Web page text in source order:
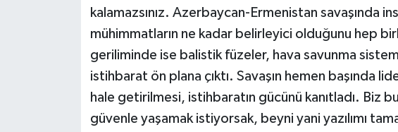
kalamazsınız. Azerbaycan-Ermenistan savaşında
mühimmatların ne kadar belirleyici olduğunu hep
geriliminde ise balistik füzeler, hava savunma
istihbarat ön plana çıktı. Savaşın hemen başında
hale getirilmesi, istihbaratın gücünü kanıtladı. Biz
güvenle yaşamak istiyorsak, beyni yani yazılımı